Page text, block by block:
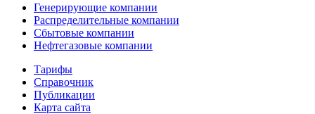
Генерирующие компании
Распределительные компании
Сбытовые компании
Нефтегазовые компании
Тарифы
Справочник
Публикации
Карта сайта